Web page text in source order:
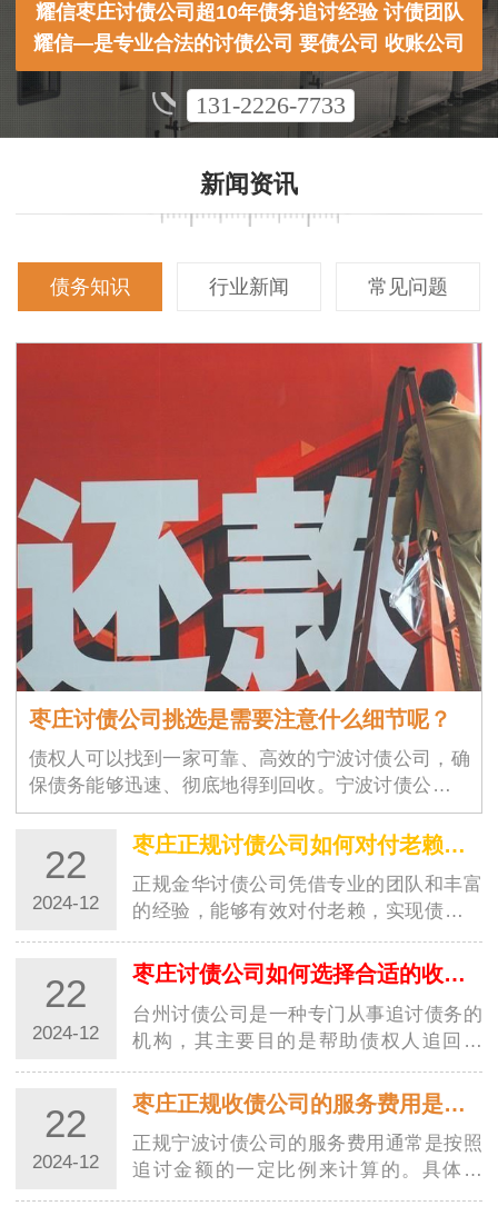
耀信枣庄讨债公司超10年债务追讨经验 讨债团队
耀信—是专业合法的讨债公司 要债公司 收账公司
131-2226-7733
新闻资讯
债务知识 行业新闻 常见问题
枣庄讨债公司挑选是需要注意什么细节呢？
债权人可以找到一家可靠、高效的宁波讨债公司，确
保债务能够迅速、彻底地得到回收。宁波讨债公司的
选择不仅仅是为了解决眼前的经济问题，更是为了维
护商业环境的稳定与良好运作。随着商业交易的增加
和…
22
2024-12
枣庄正规讨债公司如何对付老赖？都有哪些高招？
正规金华讨债公司凭借专业的团队和丰富
的经验，能够有效对付老赖，实现债务追
讨的目标。这些高招的运用，让讨债行业
更加规范，并为债权人提供了更好的保
障。随着社会经济的发展，讨债行业也越
来越受到…
22
2024-12
枣庄讨债公司如何选择合适的收费方式？
台州讨债公司是一种专门从事追讨债务的
机构，其主要目的是帮助债权人追回欠
款。在选择收费方式时，台州讨债公司需
要考虑多种因素，以确保能够满足客户的
需求并获得合理的收益。以下是一些常见
的收费方…
22
2024-12
枣庄正规收债公司的服务费用是如何计算的？
正规宁波讨债公司的服务费用通常是按照
追讨金额的一定比例来计算的。具体来
说，服务费用通常由以下几个方面组成：